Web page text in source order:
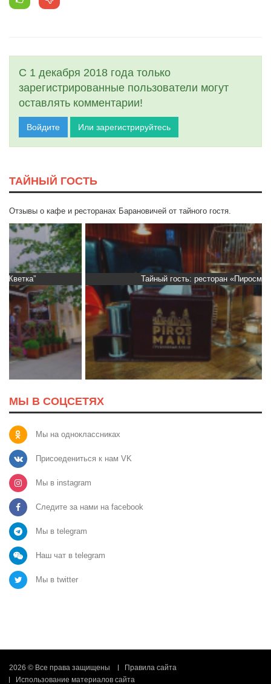
С 1 декабря 2018 года только
зарегистрированные пользователи могут
оставлять комментарии!
Войдите Или зарегистрируйтесь
ТАЙНЫЙ ГОСТЬ
Отзывы о кафе и ресторанах Барановичей от тайного гостя.
Тайный гость: ресторан «Пиросмани»
МЫ В СОЦСЕТЯХ
Мы на одноклассниках
Присоедениться к нам VK
Мы в instagram
Следите за нами на facebook
Мы в telegram
Наш чат в telegram
Мы в twitter
2026 © Все права защищены
Правила сайта
Использование материалов сайта